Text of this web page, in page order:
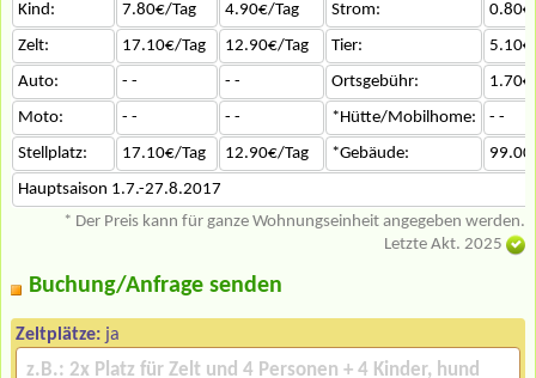
Kind:
7.80€/Tag 4.90€/Tag Strom:
Zelt:
17.10€/Tag 12.90€/Tag Tier:
Auto:
- - - - Ortsgebühr:
Moto:
- - - - *Hütte/Mobilhome:
- -
Stellplatz:
17.10€/Tag 12.90€/Tag *Gebäude:
Hauptsaison 1.7.-27.8.2017
* Der Preis kann für ganze Wohnungseinheit angegeben werden.
Letzte Akt. 2025
Buchung/Anfrage senden
Zeltplätze: ja